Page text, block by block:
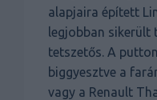
alapjaira épített
legjobban sikerült
tetszetős. A
biggyesztve a
vagy a Renault